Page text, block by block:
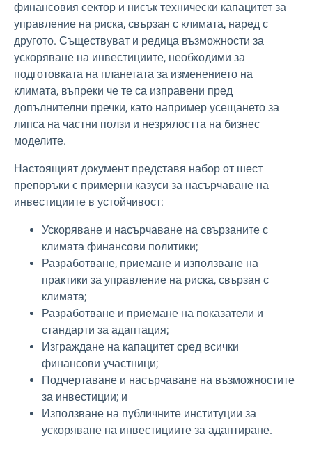
финансовия сектор и нисък технически капацитет за
управление на риска, свързан с климата, наред с
другото. Съществуват и редица възможности за
ускоряване на инвестициите, необходими за
подготовката на планетата за изменението на
климата, въпреки че те са изправени пред
допълнителни пречки, като например усещането за
липса на частни ползи и незрялостта на бизнес
моделите.
Настоящият документ представя набор от шест
препоръки с примерни казуси за насърчаване на
инвестициите в устойчивост:
Ускоряване и насърчаване на свързаните с
климата финансови политики;
Разработване, приемане и използване на
практики за управление на риска, свързан с
климата;
Разработване и приемане на показатели и
стандарти за адаптация;
Изграждане на капацитет сред всички
финансови участници;
Подчертаване и насърчаване на възможностите
за инвестиции; и
Използване на публичните институции за
ускоряване на инвестициите за адаптиране.